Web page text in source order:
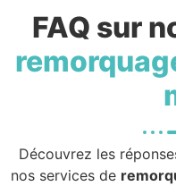
FAQ sur
Découvrez les
nos services de